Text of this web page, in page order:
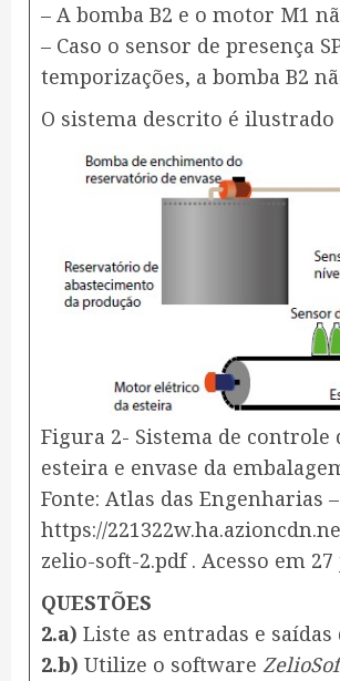
– A bomba B2 e o motor M1
– Caso o sensor de presença
temporizações, a bomba B2
O sistema descrito é
Figura 2- Sistema de
esteira e envase da
Fonte: Atlas das Engenharias
https://
zelio-soft-2.pdf . Acesso em 27
QUESTÕES
2.a) Liste as entradas e
2.b) Utilize o software